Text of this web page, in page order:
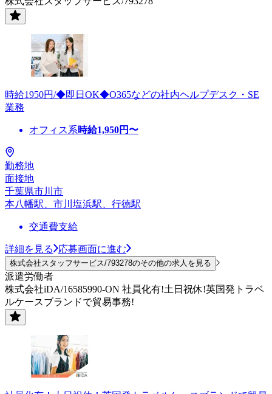
時給1950円/◆即日OK◆O365などの社内ヘルプデスク・SE
業務
オフィス系時給1,950円〜
勤務地
面接地
千葉県市川市
本八幡駅、市川塩浜駅、行徳駅
交通費支給
詳細を見る 応募画面に進む
株式会社スタッフサービス/793278のその他の求人を見る
派遣労働者
株式会社iDA/16585990-ON 社員化有!土日祝休!英国発トラベ
ルケースブランドで貿易事務!